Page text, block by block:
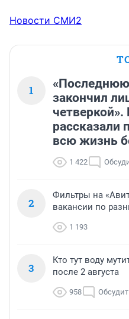
Новости СМИ2
1
закончил
четверкой».
рассказали
всю жизнь
1 422
2
Фильтры на
вакансии по
1 193
3
Кто тут воду
после 2 августа
958